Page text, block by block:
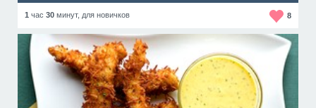
1 час 30 минут, для новичков 8